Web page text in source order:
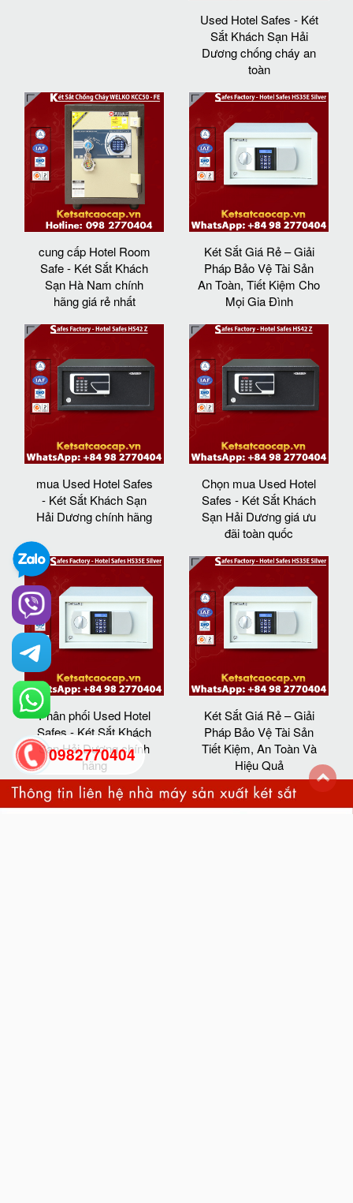
Used Hotel Safes - Két
Sắt Khách Sạn Hải
Dương chống cháy an
toàn
cung cấp Hotel Room
Safe - Két Sắt Khách
Sạn Hà Nam chính
hãng giá rẻ nhất
Két Sắt Giá Rẻ – Giải
Pháp Bảo Vệ Tài Sản
An Toàn, Tiết Kiệm Cho
Mọi Gia Đình
mua Used Hotel Safes
- Két Sắt Khách Sạn
Hải Dương chính hãng
Chọn mua Used Hotel
Safes - Két Sắt Khách
Sạn Hải Dương giá ưu
đãi toàn quốc
Phân phối Used Hotel
Safes - Két Sắt Khách
Sạn Hải Dương chính
hãng
Két Sắt Giá Rẻ – Giải
Pháp Bảo Vệ Tài Sản
Tiết Kiệm, An Toàn Và
Hiệu Quả
0982770404
back